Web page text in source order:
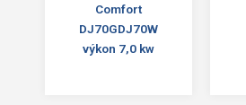
Comfort
DJ70GDJ70W
výkon 7,0 kw